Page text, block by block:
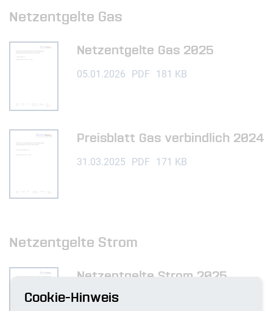
Netzentgelte Gas
Netzentgelte Gas 2025
05.01.2026 PDF 181 KB
Preisblatt Gas verbindlich 2024
31.03.2025 PDF 171 KB
Netzentgelte Strom
Netzentgelte Strom 2025
05.01.2026
Cookie-Hinweis